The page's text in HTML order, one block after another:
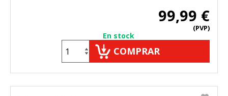
99,99 €
(PVP)
En stock
COMPRAR